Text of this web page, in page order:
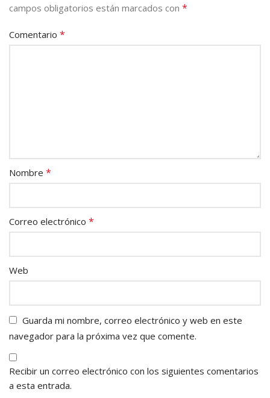
campos obligatorios están marcados con *
Comentario *
Nombre *
Correo electrónico *
Web
Guarda mi nombre, correo electrónico y web en este
navegador para la próxima vez que comente.
Recibir un correo electrónico con los siguientes comentarios
a esta entrada.